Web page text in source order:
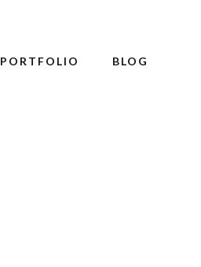
PORTFOLIO BLOG